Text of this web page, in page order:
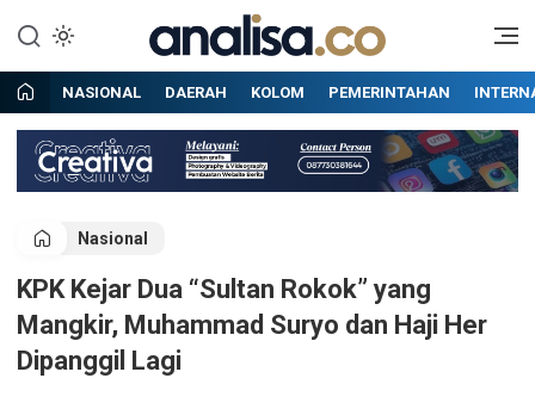
konten
Analisa
Situs berita online terpercaya
NASIONAL DAERAH KOLOM PEMERINTAHAN
Nasional
KPK Kejar Dua “Sultan Rokok” yang
Mangkir, Muhammad Suryo dan Haji Her
Dipanggil Lagi